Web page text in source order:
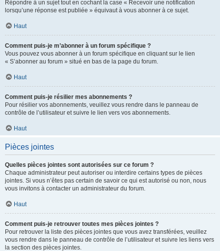
Répondre à un sujet tout en cochant la case « Recevoir une notification
lorsqu’une réponse est publiée » équivaut à vous abonner à ce sujet.
Haut
Comment puis-je m’abonner à un forum spécifique ?
Vous pouvez vous abonner à un forum spécifique en cliquant sur le lien
« S’abonner au forum » situé en bas de la page du forum.
Haut
Comment puis-je résilier mes abonnements ?
Pour résilier vos abonnements, veuillez vous rendre dans le panneau de
contrôle de l’utilisateur et suivre le lien vers vos abonnements.
Haut
Pièces jointes
Quelles pièces jointes sont autorisées sur ce forum ?
Chaque administrateur peut autoriser ou interdire certains types de pièces
jointes. Si vous n’êtes pas certain de savoir ce qui est autorisé ou non, nous
vous invitons à contacter un administrateur du forum.
Haut
Comment puis-je retrouver toutes mes pièces jointes ?
Pour retrouver la liste des pièces jointes que vous avez transférées, veuillez
vous rendre dans le panneau de contrôle de l’utilisateur et suivre les liens vers
la section des pièces jointes.